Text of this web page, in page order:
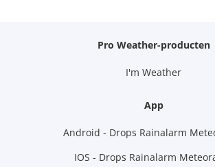
Pro Weather-producten
I'm Weather
App
Android - Drops Rainalarm
IOS - Drops Rainalarm